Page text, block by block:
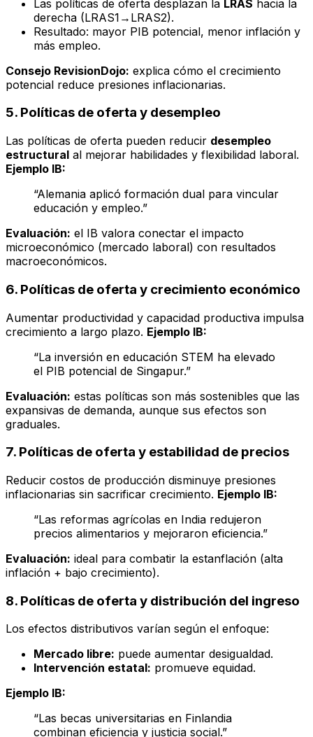
Las políticas de oferta desplazan la LRAS hacia la
derecha (LRAS1→LRAS2).
Resultado: mayor PIB potencial, menor inflación y
más empleo.
Consejo RevisionDojo: explica cómo el crecimiento
potencial reduce presiones inflacionarias.
5. Políticas de oferta y desempleo
Las políticas de oferta pueden reducir desempleo
estructural al mejorar habilidades y flexibilidad laboral.
Ejemplo IB:
“Alemania aplicó formación dual para vincular
educación y empleo.”
Evaluación: el IB valora conectar el impacto
microeconómico (mercado laboral) con resultados
macroeconómicos.
6. Políticas de oferta y crecimiento económico
Aumentar productividad y capacidad productiva impulsa
crecimiento a largo plazo. Ejemplo IB:
“La inversión en educación STEM ha elevado
el PIB potencial de Singapur.”
Evaluación: estas políticas son más sostenibles que las
expansivas de demanda, aunque sus efectos son
graduales.
7. Políticas de oferta y estabilidad de precios
Reducir costos de producción disminuye presiones
inflacionarias sin sacrificar crecimiento. Ejemplo IB:
“Las reformas agrícolas en India redujeron
precios alimentarios y mejoraron eficiencia.”
Evaluación: ideal para combatir la estanflación (alta
inflación + bajo crecimiento).
8. Políticas de oferta y distribución del ingreso
Los efectos distributivos varían según el enfoque:
Mercado libre: puede aumentar desigualdad.
Intervención estatal: promueve equidad.
Ejemplo IB:
“Las becas universitarias en Finlandia
combinan eficiencia y justicia social.”